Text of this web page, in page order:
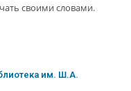
своими словами.
им. Ш.А.